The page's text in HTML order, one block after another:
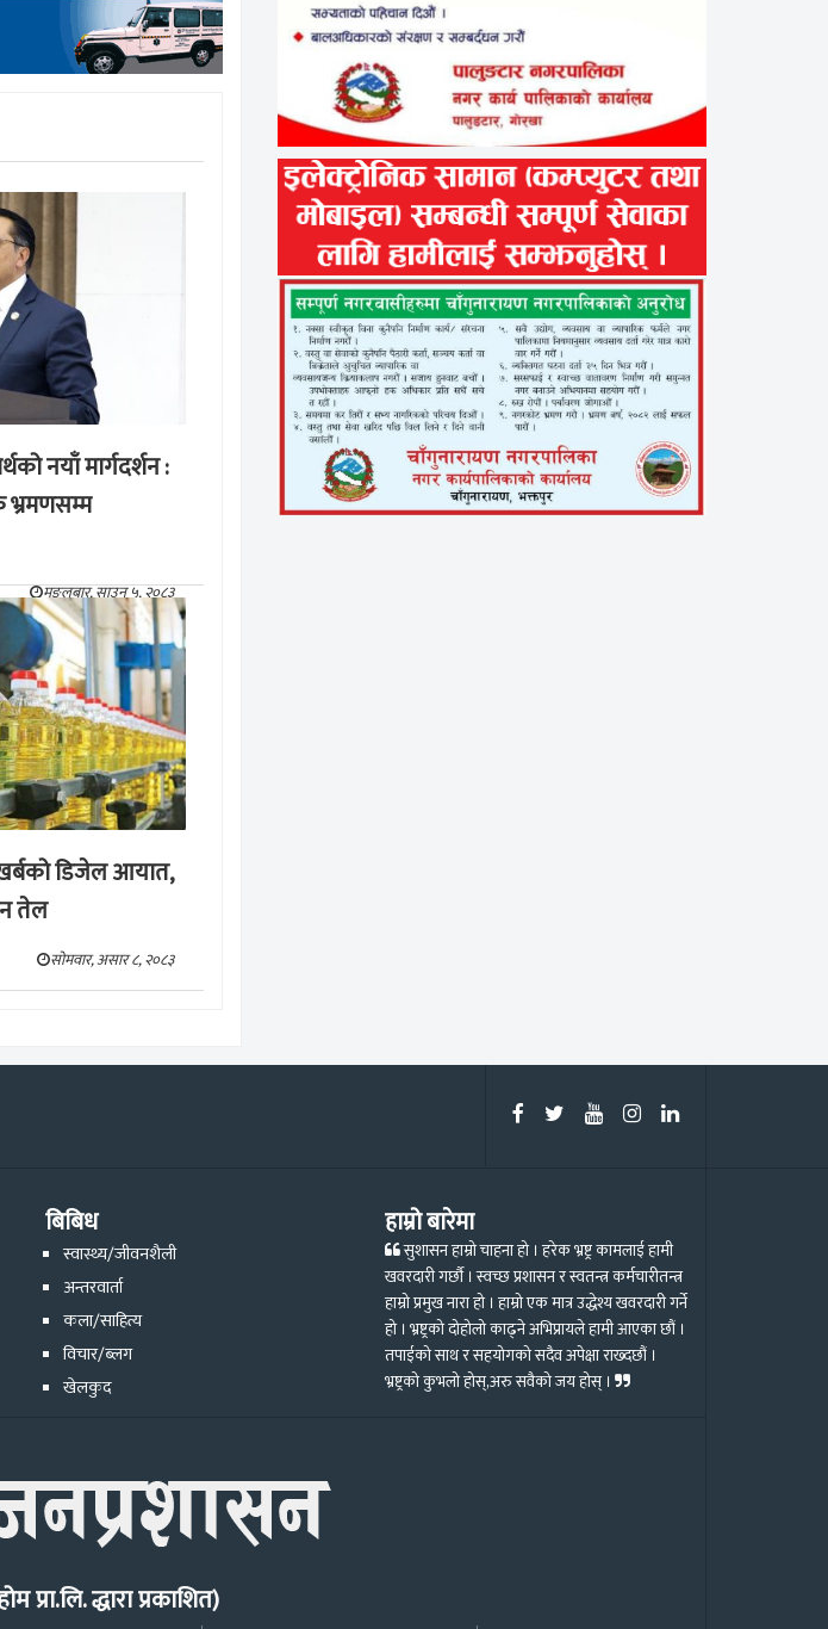
नयाँ मार्गदर्शन :
भ्रमणसम्म
मङ्लबार, साउन ५, २०८३
डिजेल आयात,
तेल
सोमवार, असार ८, २०८३
बिबिध
स्वास्थ्य/जीवनशैली
अन्तरवार्ता
कला/साहित्य
विचार/ब्लग
खेलकुद
हाम्रो बारेमा
सुशासन हाम्रो चाहना हो । हरेक भ्रष्ट्र कामलाई हामी
खवरदारी गर्छौ । स्वच्छ प्रशासन र स्वतन्त्र कर्मचारीतन्त्र
हाम्रो प्रमुख नारा हो । हाम्रो एक मात्र उद्धेश्य खवरदारी गर्ने
हो । भ्रष्ट्रको दोहोलो काढ्ने अभिप्रायले हामी आएका छौं ।
तपाईको साथ र सहयोगको सदैव अपेक्षा राख्दछौं ।
भ्रष्ट्रको कुभलो होस्,अरु सवैको जय होस् ।
प्रा.लि. द्धारा प्रकाशित)